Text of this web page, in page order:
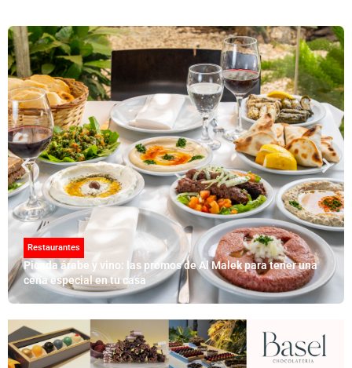
Restaurantes
Picada árabe y vino: las promos de Al Malek para tener una
cena especial en tu casa